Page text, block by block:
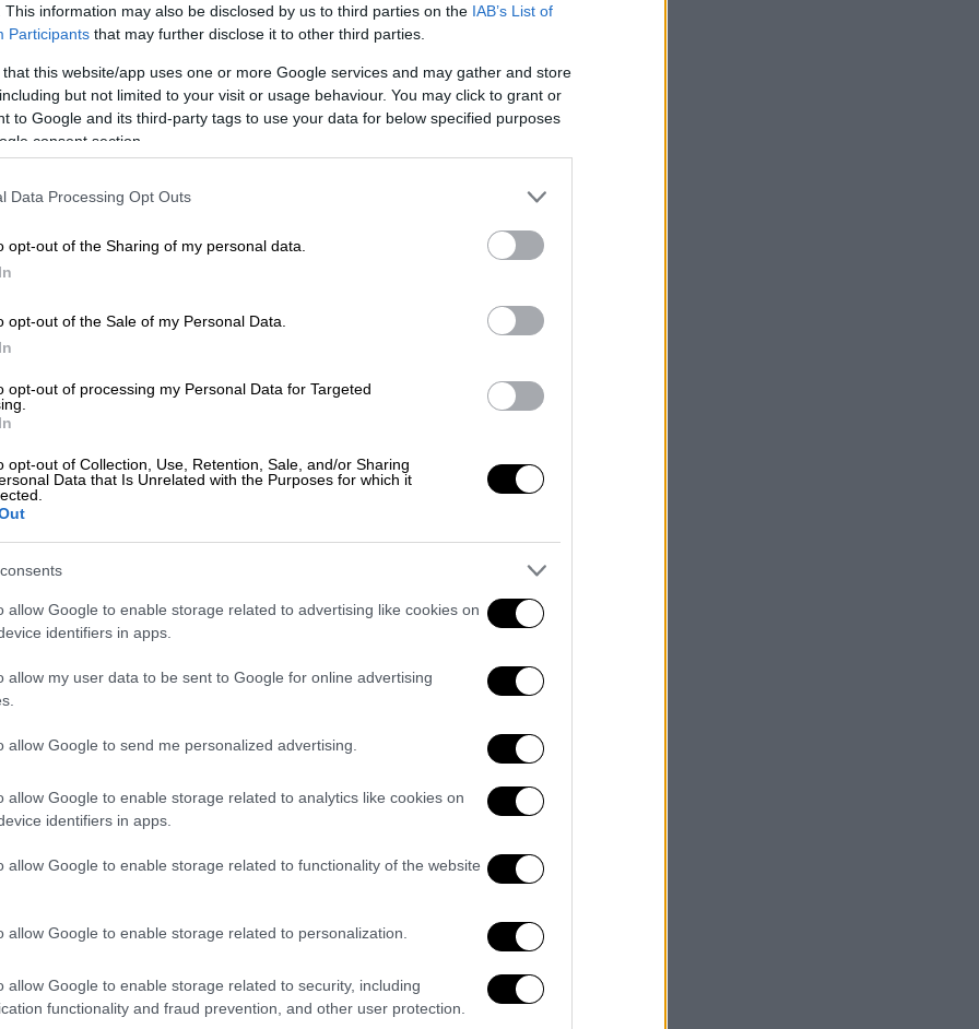
This information may also be disclosed by us to third parties on the IAB’s List of
Participants that may further disclose it to other third parties.
that this website/app uses one or more Google services and may gather and store
but not limited to your visit or usage behaviour. You may click to grant or
to Google and its third-party tags to use your data for below specified purposes
consent section.
Data Processing Opt Outs
opt-out of the Sharing of my personal data.
opt-out of the Sale of my Personal Data.
opt-out of processing my Personal Data for Targeted
opt-out of Collection, Use, Retention, Sale, and/or Sharing
Data that Is Unrelated with the Purposes for which it
allow Google to enable storage related to advertising like cookies on
identifiers in apps.
allow my user data to be sent to Google for online advertising
allow Google to send me personalized advertising.
allow Google to enable storage related to analytics like cookies on
identifiers in apps.
allow Google to enable storage related to functionality of the website
allow Google to enable storage related to personalization.
allow Google to enable storage related to security, including
functionality and fraud prevention, and other user protection.
Τηλεόραση|01.02.2026 21:40
Ξεπέρασε κάθε ρεκόρ θεάσεων η
«Μεγάλη Χίμαιρα» - Η ζωή και ο
θάνατος ενώνονται μέσα από το
πάθος
τη σύγκρουση ανάμεσα στο πάθος και
κλειστή κοινωνία
Η υπόθεση των δύο πρώτων
Χίμαιρας»
έρχεται για να μας καθηλώσει
Καρυοφυλλιά Καραμπέτη: «Οι
δεν είναι πια χρήσιμοι στην
πρέπει να απαλειφθούν»
τον ηλικιακό ρατσισμό στη χώρα μας
Lifestyle|14.12.2024 11:56
Καρυοφυλλιά Καραμπέτη: «Δε